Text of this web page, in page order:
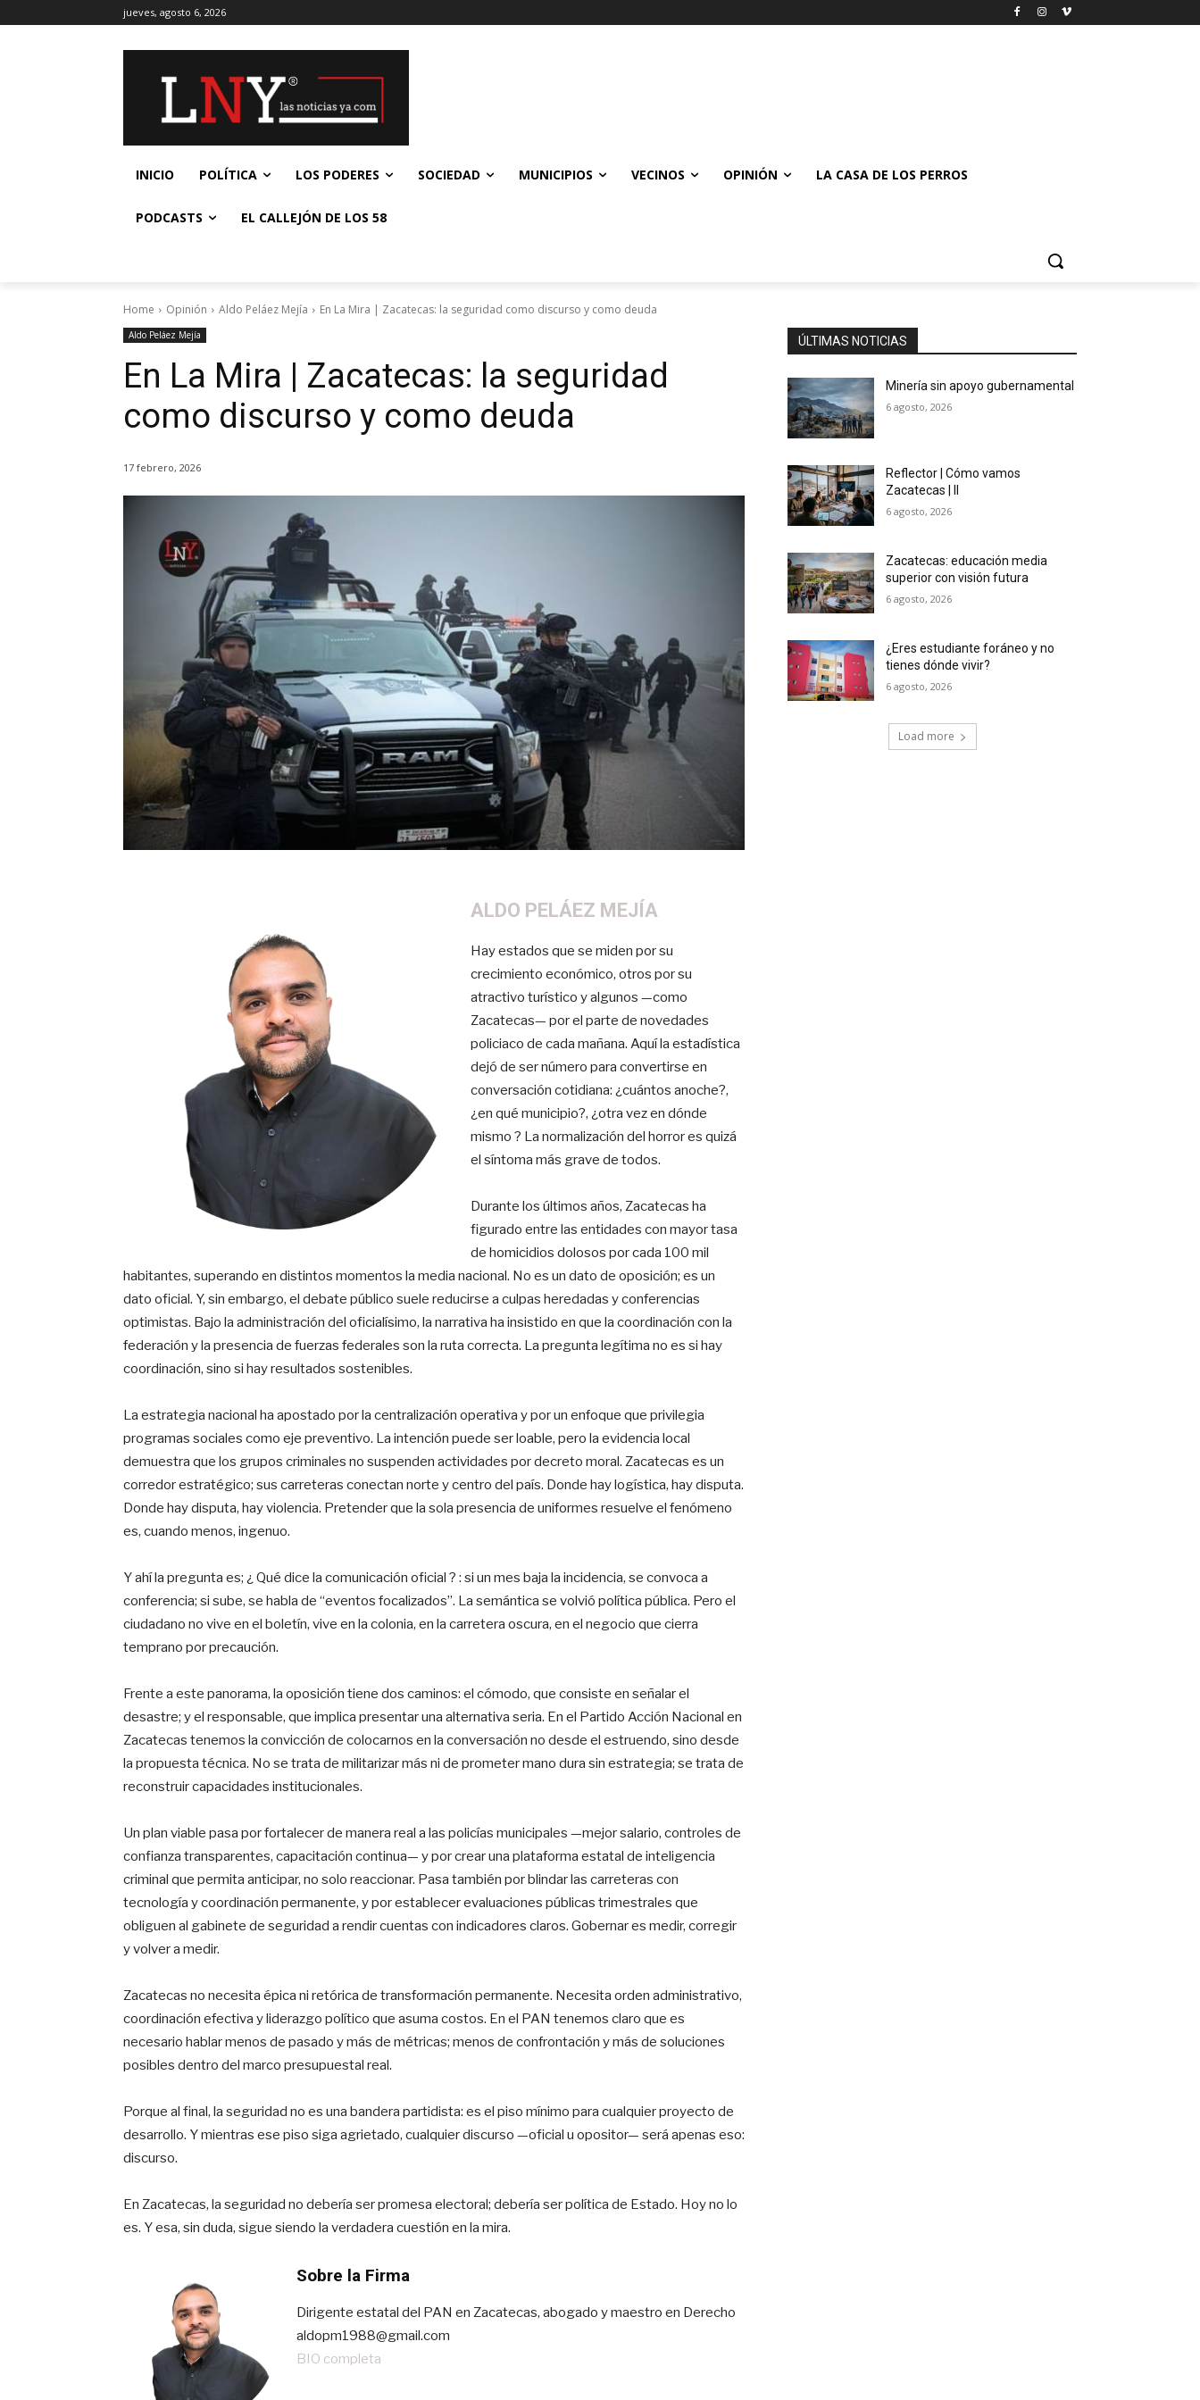
jueves, agosto 6, 2026
INICIO POLÍTICA LOS PODERES SOCIEDAD MUNICIPIOS VECINOS OPINIÓN LA CASA DE LOS PERROS
PODCASTS EL CALLEJÓN DE LOS 58
Home Opinión Aldo Peláez Mejía En La Mira | Zacatecas: la seguridad como discurso y como deuda
Aldo Peláez Mejía
En La Mira | Zacatecas: la seguridad
como discurso y como deuda
17 febrero, 2026
ALDO PELÁEZ MEJÍA
Hay estados que se miden por su
crecimiento económico, otros por su
atractivo turístico y algunos —como
Zacatecas— por el parte de novedades
policiaco de cada mañana. Aquí la estadística
dejó de ser número para convertirse en
conversación cotidiana: ¿cuántos anoche?,
¿en qué municipio?, ¿otra vez en dónde
mismo ? La normalización del horror es quizá
el síntoma más grave de todos.
Durante los últimos años, Zacatecas ha
figurado entre las entidades con mayor tasa
de homicidios dolosos por cada 100 mil
habitantes, superando en distintos momentos la media nacional. No es un dato de oposición; es un
dato oficial. Y, sin embargo, el debate público suele reducirse a culpas heredadas y conferencias
optimistas. Bajo la administración del oficialísimo, la narrativa ha insistido en que la coordinación con la
federación y la presencia de fuerzas federales son la ruta correcta. La pregunta legítima no es si hay
coordinación, sino si hay resultados sostenibles.
La estrategia nacional ha apostado por la centralización operativa y por un enfoque que privilegia
programas sociales como eje preventivo. La intención puede ser loable, pero la evidencia local
demuestra que los grupos criminales no suspenden actividades por decreto moral. Zacatecas es un
corredor estratégico; sus carreteras conectan norte y centro del país. Donde hay logística, hay disputa.
Donde hay disputa, hay violencia. Pretender que la sola presencia de uniformes resuelve el fenómeno
es, cuando menos, ingenuo.
Y ahí la pregunta es; ¿ Qué dice la comunicación oficial ? : si un mes baja la incidencia, se convoca a
conferencia; si sube, se habla de “eventos focalizados”. La semántica se volvió política pública. Pero el
ciudadano no vive en el boletín, vive en la colonia, en la carretera oscura, en el negocio que cierra
temprano por precaución.
Frente a este panorama, la oposición tiene dos caminos: el cómodo, que consiste en señalar el
desastre; y el responsable, que implica presentar una alternativa seria. En el Partido Acción Nacional en
Zacatecas tenemos la convicción de colocarnos en la conversación no desde el estruendo, sino desde
la propuesta técnica. No se trata de militarizar más ni de prometer mano dura sin estrategia; se trata de
reconstruir capacidades institucionales.
Un plan viable pasa por fortalecer de manera real a las policías municipales —mejor salario, controles de
confianza transparentes, capacitación continua— y por crear una plataforma estatal de inteligencia
criminal que permita anticipar, no solo reaccionar. Pasa también por blindar las carreteras con
tecnología y coordinación permanente, y por establecer evaluaciones públicas trimestrales que
obliguen al gabinete de seguridad a rendir cuentas con indicadores claros. Gobernar es medir, corregir
y volver a medir.
Zacatecas no necesita épica ni retórica de transformación permanente. Necesita orden administrativo,
coordinación efectiva y liderazgo político que asuma costos. En el PAN tenemos claro que es
necesario hablar menos de pasado y más de métricas; menos de confrontación y más de soluciones
posibles dentro del marco presupuestal real.
Porque al final, la seguridad no es una bandera partidista: es el piso mínimo para cualquier proyecto de
desarrollo. Y mientras ese piso siga agrietado, cualquier discurso —oficial u opositor— será apenas eso:
discurso.
En Zacatecas, la seguridad no debería ser promesa electoral; debería ser política de Estado. Hoy no lo
es. Y esa, sin duda, sigue siendo la verdadera cuestión en la mira.
Sobre la Firma
Dirigente estatal del PAN en Zacatecas, abogado y maestro en Derecho
aldopm1988@gmail.com
BIO completa
ÚLTIMAS NOTICIAS
Minería sin apoyo gubernamental
6 agosto, 2026
Reflector | Cómo vamos
Zacatecas | II
6 agosto, 2026
Zacatecas: educación media
superior con visión futura
6 agosto, 2026
¿Eres estudiante foráneo y no
tienes dónde vivir?
6 agosto, 2026
Load more